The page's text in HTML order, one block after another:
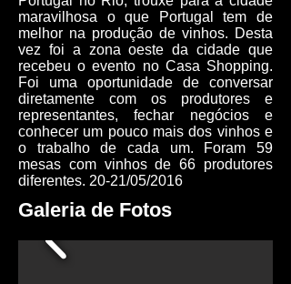
maravilhosa o que Portugal tem de
melhor na produção de vinhos. Desta
vez foi a zona oeste da cidade que
recebeu o evento no Casa Shopping.
Foi uma oportunidade de conversar
diretamente com os produtores e
representantes, fechar negócios e
conhecer um pouco mais dos vinhos e
o trabalho de cada um. Foram 59
mesas com vinhos de 66 produtores
diferentes. 20-21/05/2016
Galeria de Fotos